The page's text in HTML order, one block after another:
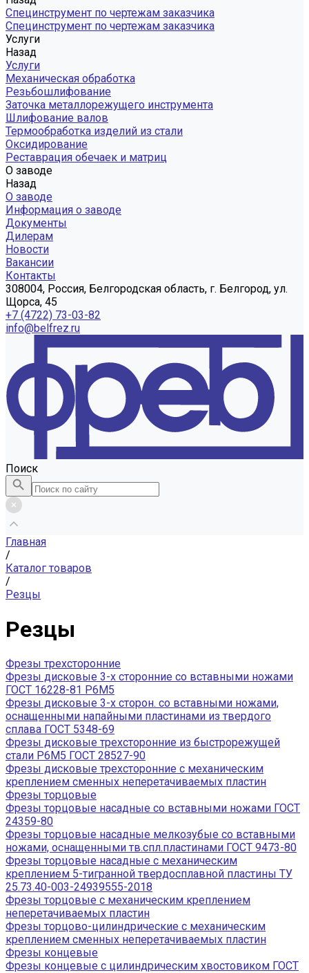
Специнструмент по чертежам заказчика
Специнструмент по чертежам заказчика
Услуги
Назад
Услуги
Механическая обработка
Резьбошлифование
Заточка металлорежущего инструмента
Шлифование валов
Термообработка изделий из стали
Оксидирование
Реставрация обечаек и матриц
О заводе
Назад
О заводе
Информация о заводе
Документы
Дилерам
Новости
Вакансии
Контакты
308004, Россия, Белгородская область, г. Белгород, ул.
Щорса, 45
+7 (4722) 73-03-82
info@belfrez.ru
Поиск
Главная
/
Каталог товаров
/
Резцы
Резцы
Фрезы трехсторонние
Фрезы дисковые 3-х сторонние со вставными ножами
ГОСТ 16228-81 Р6М5
Фрезы дисковые 3-х сторон. со вставными ножами,
оснащенными напайными пластинами из твердого
сплава ГОСТ 5348-69
Фрезы дисковые трехсторонние из быстрорежущей
стали Р6М5 ГОСТ 28527-90
Фрезы дисковые трехсторонние с механическим
креплением сменных неперетачиваемых пластин
Фрезы торцовые
Фрезы торцовые насадные со вставными ножами ГОСТ
24359-80
Фрезы торцовые насадные мелкозубые со вставными
ножами, оснащенными тв.спл.пластинами ГОСТ 9473-80
Фрезы торцовые насадные с механическим
креплением 5-тигранной твердосплавной пластины ТУ
25.73.40-003-24939555-2018
Фрезы торцовые с механическим креплением
неперетачиваемых пластин
Фрезы торцово-цилиндрические с механическим
креплением сменных неперетачиваемых пластин
Фрезы концевые
Фрезы концевые с цилиндрическим хвостовиком ГОСТ